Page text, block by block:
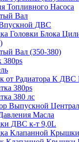
Топливного Насоса
Вал
ДВС
Головки Блока
Вал (350-380)
380ps
от Радиатора К
380ps
380 лс
Выпускной
Масла
ДВС к-т 9,0L
Клапанной